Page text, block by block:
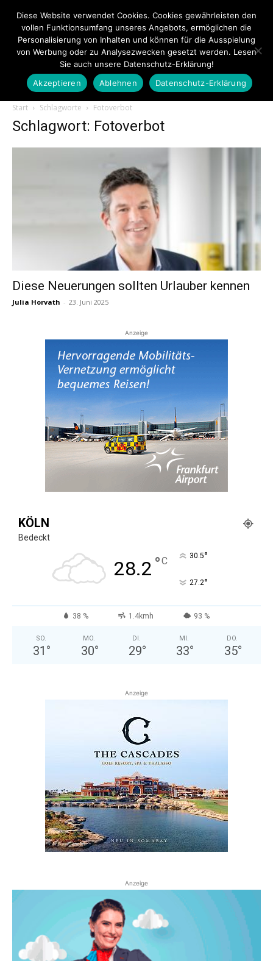
Touristiknews.de
Touristiknews
und
Start Schlagworte Fotoverbot
Schlagwort: Fotoverbot
Diese Neuerungen sollten Urlauber kennen
Julia Horvath - 23. Juni 2025
Anzeige
KÖLN
Bedeckt
28.2 °C 30.5°
27.2°
38 % 1.4kmh 93 %
SO.
31 °
MO.
30°
DI.
29°
MI.
33°
DO.
35°
Anzeige
Anzeige
Diese Website verwendet Cookies. Cookies gewährleisten den
vollen Funktionsumfang unseres Angebots, ermöglichen die
Personalisierung von Inhalten und können für die Ausspielung
von Werbung oder zu Analysezwecken gesetzt werden. Lesen
Sie auch unsere Datenschutz-Erklärung!
Akzeptieren
Ablehnen Datenschutz-Erklärung